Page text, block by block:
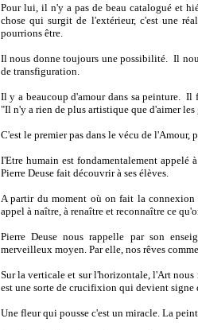
Pour lui, il n'y a pas de beau catalogué et
chose qui surgit de l'extérieur, c'est une
pourrions être.
Il nous donne toujours une possibilité.
Il
de transfiguration.
Il y a beaucoup d'amour dans sa peinture.
Il
"Il n'y a rien de plus artistique que d'aimer
C'est le premier pas dans le vécu de l'Amour,
I'Etre humain est fondamentalement appelé
Pierre Deuse fait découvrir à ses élèves.
A partir du moment où on fait la
appel à naître, à renaître et reconnaître ce
Pierre Deuse nous rappelle par son
merveilleux moyen. Par elle, nos rêves
Sur la verticale et sur l'horizontale, l'Art
est une sorte de crucifixion qui devient signe
Une fleur qui pousse c'est un miracle. La